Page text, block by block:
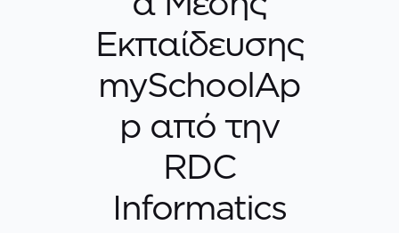
Εκπαίδευσης
mySchoolAp
p από την
RDC
Informatics